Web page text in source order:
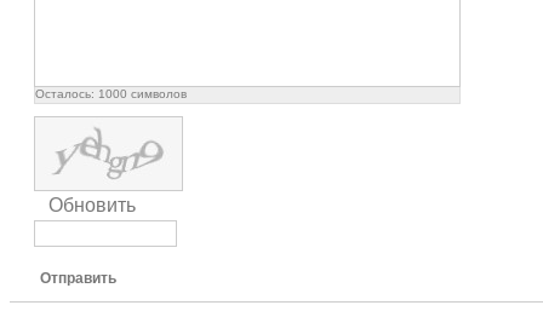
Осталось: 1000 символов
Обновить
Отправить